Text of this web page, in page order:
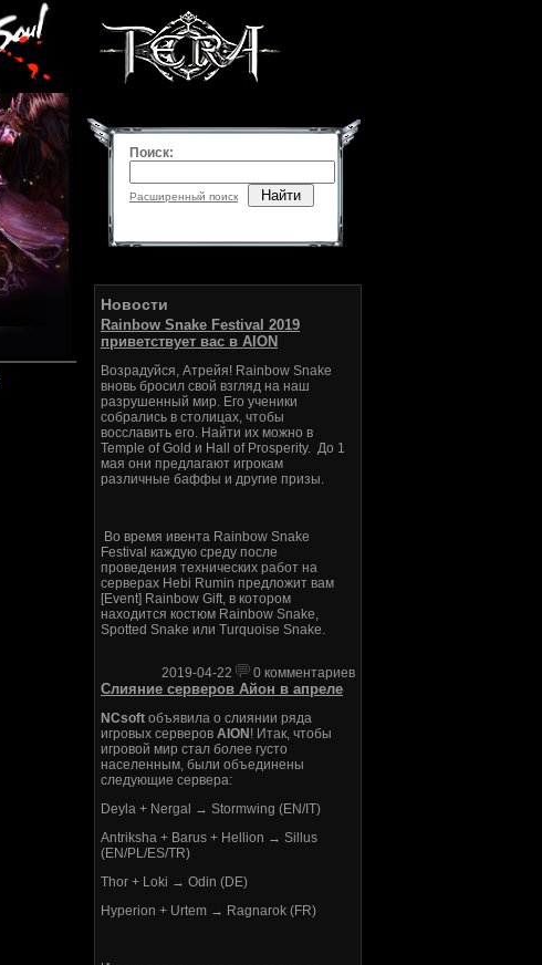
Поиск:
Расширенный поиск Найти
Новости
Rainbow Snake Festival 2019
приветствует вас в AION
Возрадуйся, Атрейя! Rainbow Snake
вновь бросил свой взгляд на наш
разрушенный мир. Его ученики
собрались в столицах, чтобы
восславить его. Найти их можно в
Temple of Gold и Hall of Prosperity. До 1
мая они предлагают игрокам
различные баффы и другие призы.
Во время ивента Rainbow Snake
Festival каждую среду после
проведения технических работ на
серверах Hebi Rumin предложит вам
[Event] Rainbow Gift, в котором
находится костюм Rainbow Snake,
Spotted Snake или Turquoise Snake.
2019-04-22 0 комментариев
Слияние серверов Айон в апреле
NCsoft объявила о слиянии ряда
игровых серверов AION ! Итак, чтобы
игровой мир стал более густо
населенным, были объединены
следующие сервера:
Deyla + Nergal → Stormwing (EN/IT)
Antriksha + Barus + Hellion → Sillus
(EN/PL/ES/TR)
Thor + Loki → Odin (DE)
Hyperion + Urtem → Ragnarok (FR)